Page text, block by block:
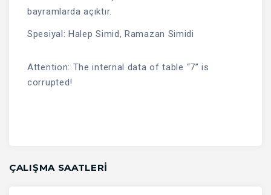
bayramlarda açıktır.
Spesiyal: Halep Simid, Ramazan Simidi
Attention: The internal data of table “7” is
corrupted!
ÇALIŞMA SAATLERI